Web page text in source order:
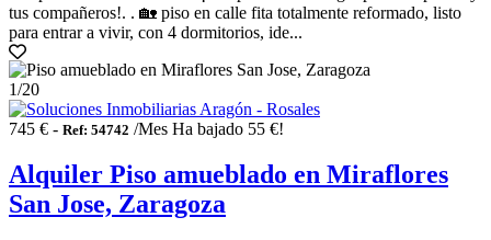
tus compañeros!. . 🏡 piso en calle fita totalmente reformado, listo
para entrar a vivir, con 4 dormitorios, ide...
1/20
745 € - Ref: 54742 /Mes Ha bajado 55 €!
Alquiler Piso amueblado en Miraflores
San Jose, Zaragoza